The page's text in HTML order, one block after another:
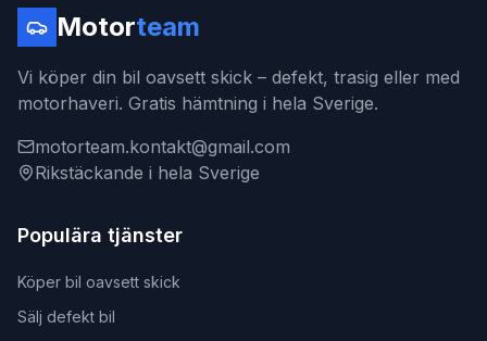
Motorteam
Vi köper din bil oavsett skick – defekt, trasig eller med
motorhaveri. Gratis hämtning i hela Sverige.
motorteam.kontakt@gmail.com
Rikstäckande i hela Sverige
Populära tjänster
Köper bil oavsett skick
Sälj defekt bil